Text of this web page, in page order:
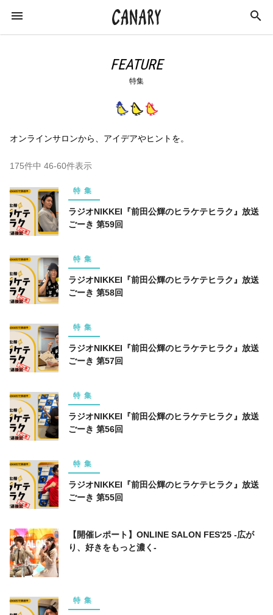
KEYWORD
ラジオ 特集
インタビュー
恋愛 オンラインサロン スキルアップ
占い
ビジネス おすすめサロン
ライフスタイル エンターテインメント
美容師 浜田ブリトニー
キャンペーン 仕事道具
キーワード一覧
FEATURE
特集
オンラインサロンから、アイデアやヒントを。
175件中 46-60件表示
特集
ラジオNIKKEI『前田公輝のヒラケテヒラク』放送
ごーき 第59回
特集
ラジオNIKKEI『前田公輝のヒラケテヒラク』放送
ごーき 第58回
特集
ラジオNIKKEI『前田公輝のヒラケテヒラク』放送
ごーき 第57回
特集
ラジオNIKKEI『前田公輝のヒラケテヒラク』放送
ごーき 第56回
特集
ラジオNIKKEI『前田公輝のヒラケテヒラク』放送
ごーき 第55回
【開催レポート】ONLINE SALON FES'25 -広が
り、好きをもっと濃く-
特集